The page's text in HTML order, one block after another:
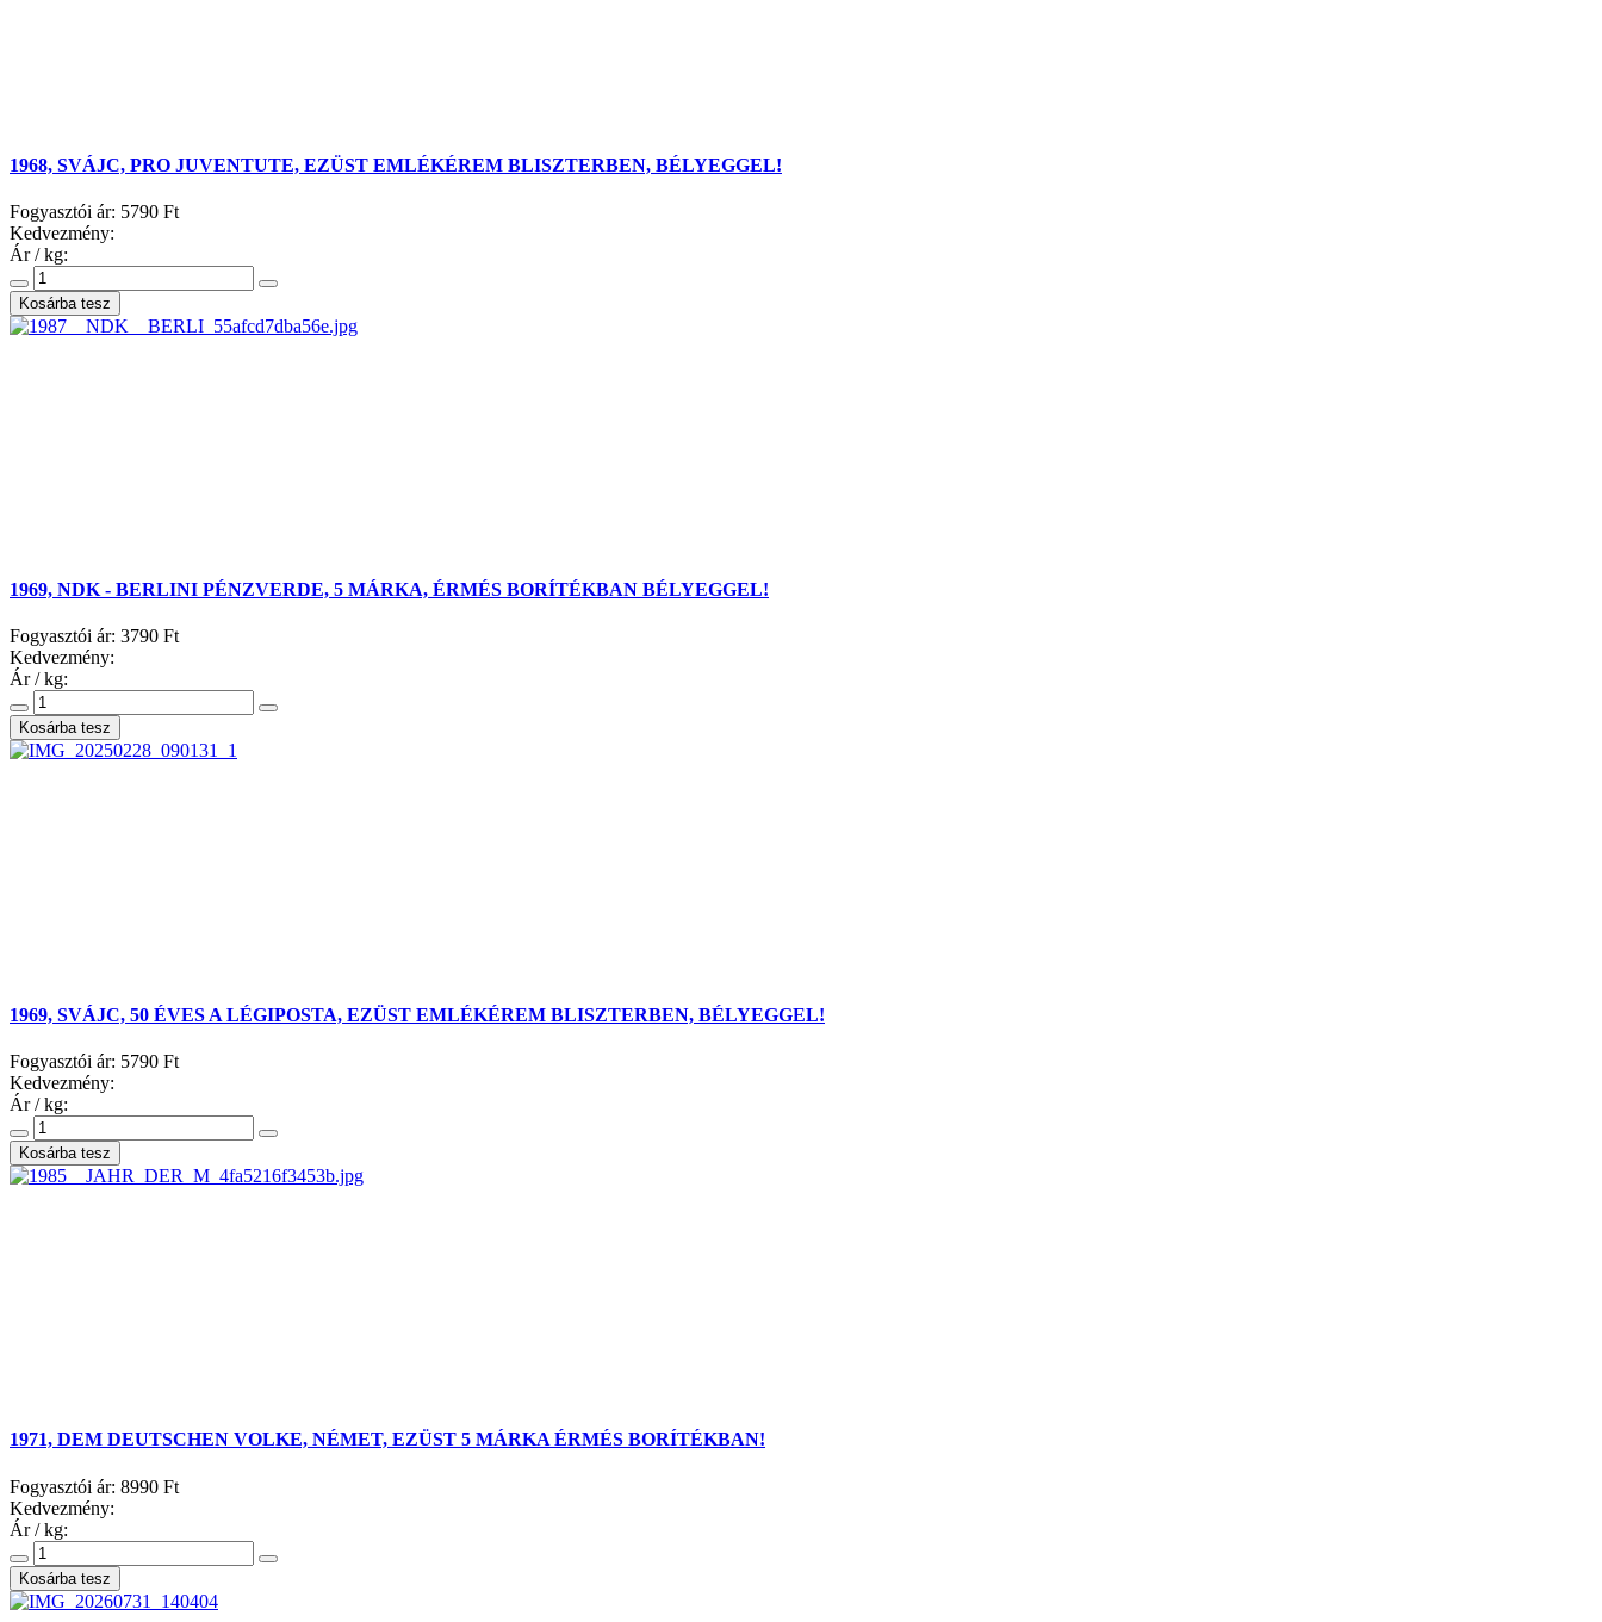
1968, SVÁJC, PRO JUVENTUTE, EZÜST EMLÉKÉREM BLISZTERBEN, BÉLYEGGEL!
Fogyasztói ár: 5790 Ft
Kedvezmény:
Ár / kg:
1969, NDK - BERLINI PÉNZVERDE, 5 MÁRKA, ÉRMÉS BORÍTÉKBAN BÉLYEGGEL!
Fogyasztói ár: 3790 Ft
Kedvezmény:
Ár / kg:
1969, SVÁJC, 50 ÉVES A LÉGIPOSTA, EZÜST EMLÉKÉREM BLISZTERBEN, BÉLYEGGEL!
Fogyasztói ár: 5790 Ft
Kedvezmény:
Ár / kg:
1971, DEM DEUTSCHEN VOLKE, NÉMET, EZÜST 5 MÁRKA ÉRMÉS BORÍTÉKBAN!
Fogyasztói ár: 8990 Ft
Kedvezmény:
Ár / kg: